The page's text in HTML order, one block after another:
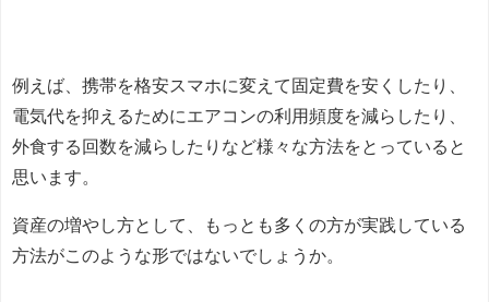
例えば、携帯を格安スマホに変えて固定費を安くしたり、
電気代を抑えるためにエアコンの利用頻度を減らしたり、
外食する回数を減らしたりなど様々な方法をとっていると
思います。
資産の増やし方として、もっとも多くの方が実践している
方法がこのような形ではないでしょうか。